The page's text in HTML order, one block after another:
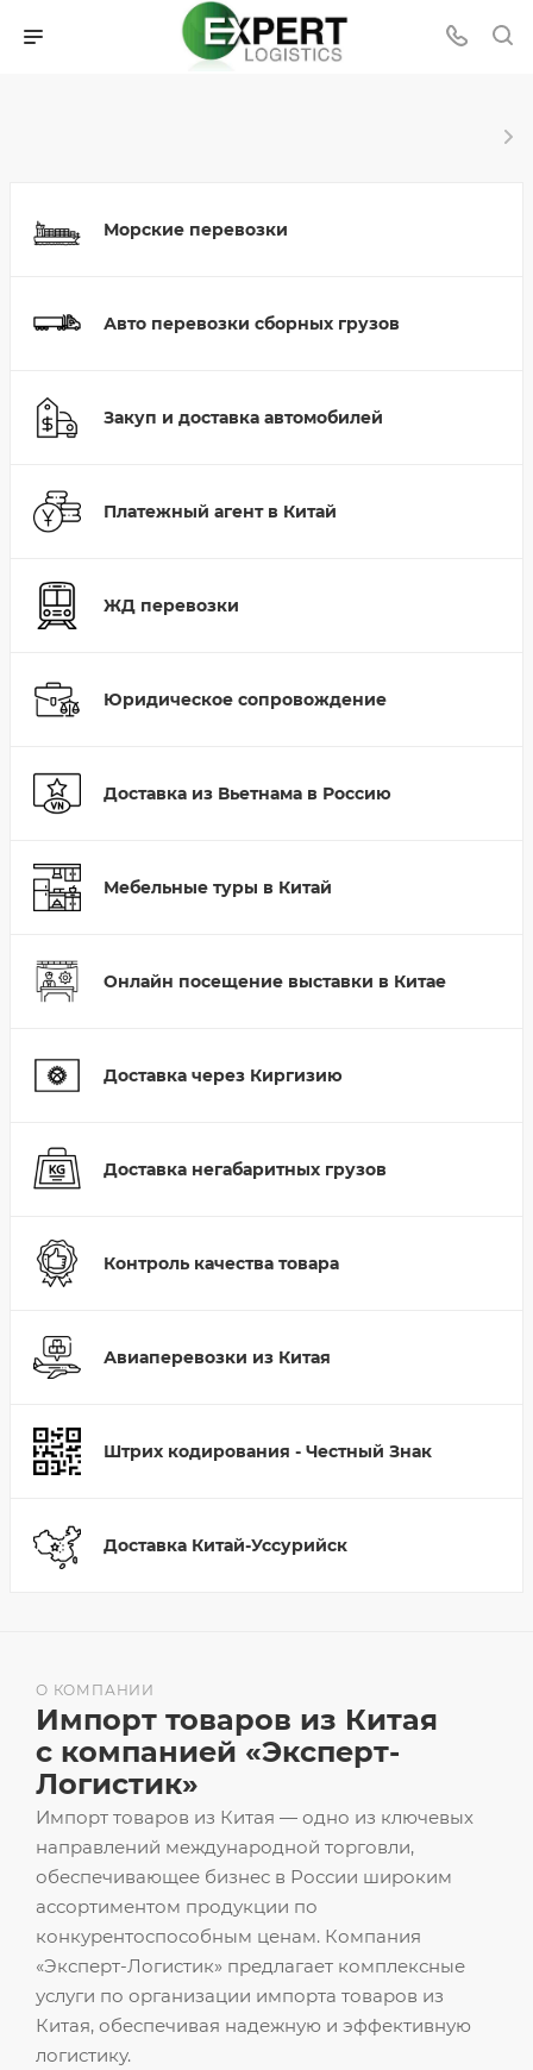
Морские перевозки
Авто перевозки сборных грузов
Закуп и доставка автомобилей
Платежный агент в Китай
ЖД перевозки
Юридическое сопровождение
Доставка из Вьетнама в Россию
Мебельные туры в Китай
Онлайн посещение выставки в Китае
Доставка через Киргизию
Доставка негабаритных грузов
Контроль качества товара
Авиаперевозки из Китая
Штрих кодирования - Честный Знак
Доставка Китай-Уссурийск
Импорт товаров из Китая — одно из ключевых
направлений международной торговли,
обеспечивающее бизнес в России широким
ассортиментом продукции по
конкурентоспособным ценам. Компания
«Эксперт-Логистик» предлагает комплексные
услуги по организации импорта товаров из
Китая, обеспечивая надежную и эффективную
логистику.
О КОМПАНИИ
Импорт товаров из Китая
с компанией «Эксперт-
Логистик»